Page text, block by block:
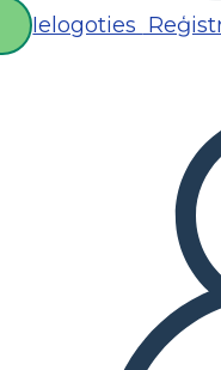
Ielogoties